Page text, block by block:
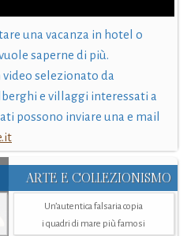
una vacanza in hotel o
saperne di più.
selezionato da
e villaggi interessati a
possono inviare una e mail
ARTE E COLLEZIONISMO
Un’autentica falsaria copia
i quadri di mare più famosi